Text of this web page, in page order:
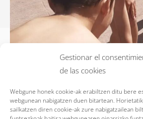
Gestionar el
de las cookies
Webgune honek cookie-ak erabiltzen ditu bere
webgunean nabigatzen duen bitartean.
sailkatzen diren cookie-ak zure nabigatzailean